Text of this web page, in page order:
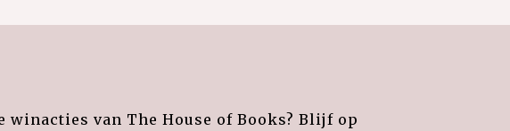
winacties van The House of Books? Blijf op